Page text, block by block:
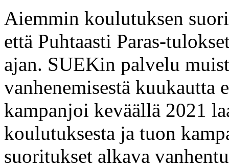
Aiemmin koulutuksen
että Puhtaasti Paras-
ajan. SUEKin palvelu
vanhenemisestä kuukautta
kampanjoi keväällä 2021
koulutuksesta ja tuon
suoritukset alkava